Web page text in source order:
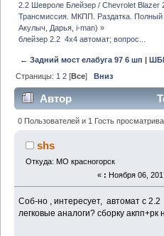
2.2 Шевроле Блейзер / Chevrolet Blazer
Трансмиссия. МКПП. Раздатка.
Акулыч
Дарья ,i-man) »
блейзер 2.2  4х4 автомат; вопрос...
← Задний мост елабуга 97 6 шп |
Страницы: 1 2 [Все]Вниз
Автор
автомат; вопрос...
0 Пользователей и 1 Гость
shs
Откуда: МО красногорск
« : Ноября 06,
Соб-но , интересует, автомат с
легковые аналоги? сборку